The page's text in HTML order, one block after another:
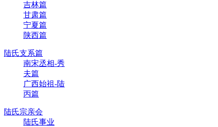
吉林篇
甘肃篇
宁夏篇
陕西篇
陆氏支系篇
南宋丞相-秀
夫篇
广西始祖-陆
丙篇
陆氏宗亲会
陆氏事业